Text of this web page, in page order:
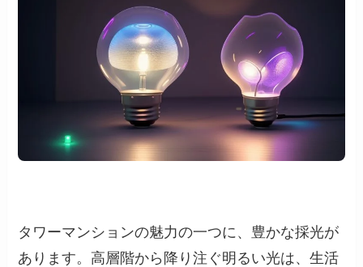
タワーマンションの魅力の一つに、豊かな採光が
あります。高層階から降り注ぐ明るい光は、生活